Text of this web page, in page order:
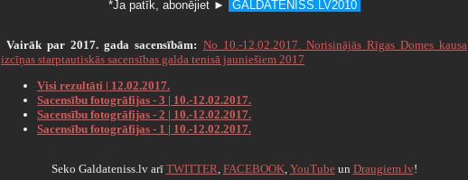
*Ja patīk, abonējiet ► GALDATENISS.LV2010
Vairāk par 2017. gada sacensībām: No 10.-12.02.2017. Norisinājās Rīgas Domes kausa
izcīņas starptautiskās sacensības galda tenisā jauniešiem 2017
Visi rezultāti | 12.02.2017.
Sacensību fotogrāfijas - 3 | 10.-12.02.2017.
Sacensību fotogrāfijas - 2 | 10.-12.02.2017.
Sacensību fotogrāfijas - 1 | 10.-12.02.2017.
Seko Galdateniss.lv arī TWITTER, FACEBOOK, YouTubeun Draugiem.lv!